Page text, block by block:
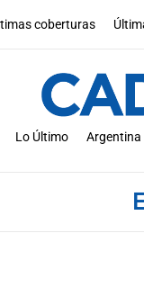
coberturas
Lo Último Argentina